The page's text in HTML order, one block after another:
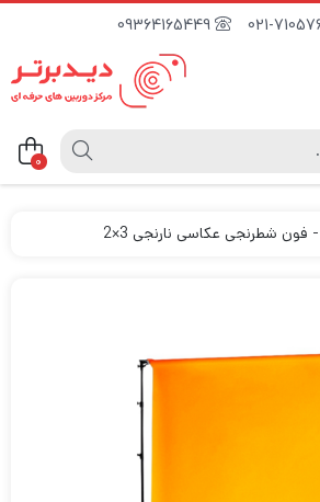
09364165449
0
- فون شطرنجی عکاسی نارنجی 3×2